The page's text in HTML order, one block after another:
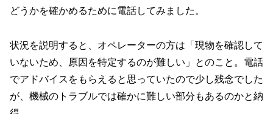
どうかを確かめるために電話してみました。
状況を説明すると、オペレーターの方は「現物を確認して
いないため、原因を特定するのが難しい」とのこと。電話
でアドバイスをもらえると思っていたので少し残念でした
が、機械のトラブルでは確かに難しい部分もあるのかと納